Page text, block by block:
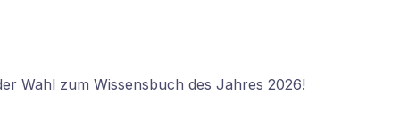
Wahl zum Wissensbuch des Jahres 2026!